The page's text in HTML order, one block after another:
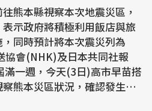
熊本縣視察本次地震災區，
示政府將積極利用飯店與旅
同時預計將本次震災列為
滿一週，今天(3日)高市早苗搭
熊本災區狀況，確認發生大